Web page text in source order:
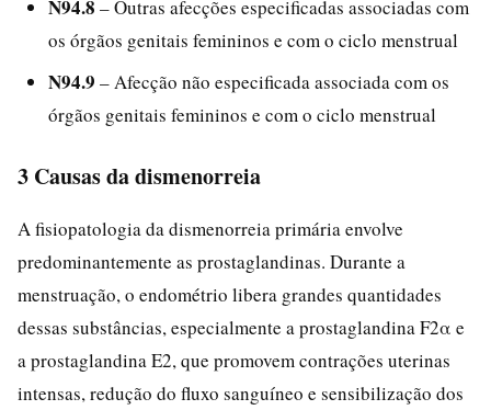
N94.8 – Outras afecções especificadas associadas com
os órgãos genitais femininos e com o ciclo menstrual
N94.9 – Afecção não especificada associada com os
órgãos genitais femininos e com o ciclo menstrual
3 Causas da dismenorreia
A fisiopatologia da dismenorreia primária envolve
predominantemente as prostaglandinas. Durante a
menstruação, o endométrio libera grandes quantidades
dessas substâncias, especialmente a prostaglandina F2α e
a prostaglandina E2, que promovem contrações uterinas
intensas, redução do fluxo sanguíneo e sensibilização dos